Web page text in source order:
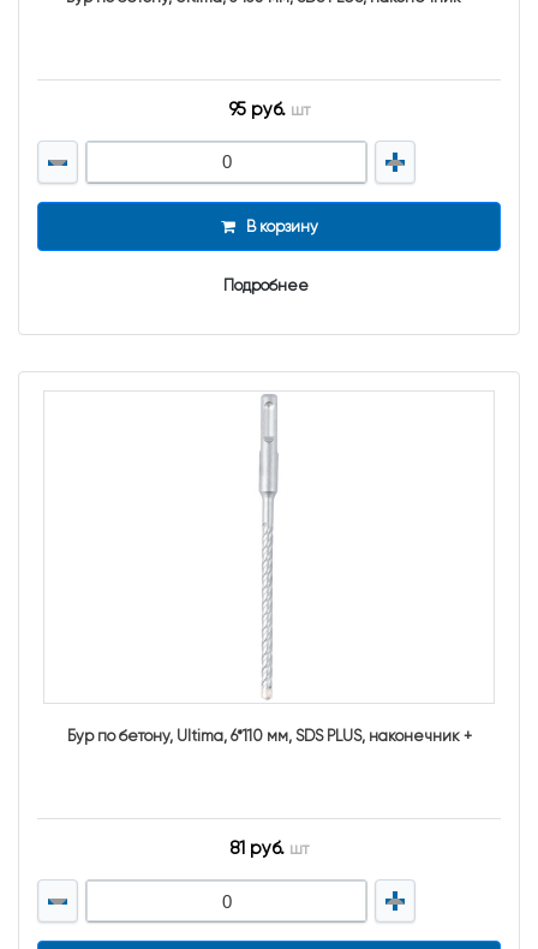
95 руб. шт
В корзину
Подробнее
Бур по бетону, Ultima, 6*110 мм, SDS PLUS, наконечник +
81 руб. шт